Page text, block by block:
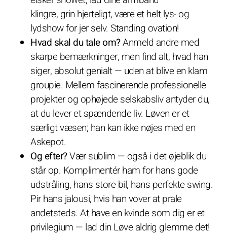
klingre, grin hjerteligt, være et helt lys- og
lydshow for jer selv. Standing ovation!
Hvad skal du tale om?Anmeld andre med
skarpe bemærkninger, men find alt, hvad han
siger, absolut genialt — uden at blive en klam
groupie. Mellem fascinerende professionelle
projekter og ophøjede selskabsliv antyder du,
at du lever et spændende liv. Løven er et
særligt væsen; han kan ikke nøjes med en
Askepot.
Og efter?Vær sublim — også i det øjeblik du
står op. Komplimentér ham for hans gode
udstråling, hans store bil, hans perfekte swing.
Pir hans jalousi, hvis han vover at prale
andetsteds. At have en kvinde som dig er et
privilegium — lad din Løve aldrig glemme det!